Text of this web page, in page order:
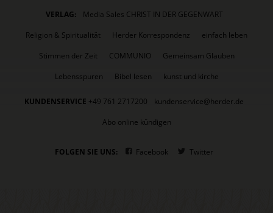
VERLAG:
Media Sales CHRIST IN DER GEGENWART
Religion & Spiritualität
Herder Korrespondenz
einfach leben
Stimmen der Zeit
COMMUNIO
Gemeinsam Glauben
Lebensspuren
Bibel lesen kunst und kirche
KUNDENSERVICE +49 761 2717200
kundenservice@herder.de
Abo online kündigen
FOLGEN SIE UNS: Facebook Twitter